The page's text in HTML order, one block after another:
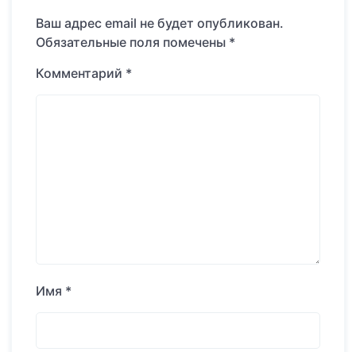
Ваш адрес email не будет опубликован.
Обязательные поля помечены *
Комментарий *
Имя *